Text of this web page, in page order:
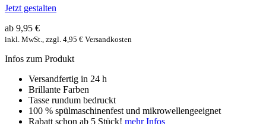
Jetzt gestalten
ab 9,95 €
inkl. MwSt., zzgl. 4,95 € Versandkosten
Infos zum Produkt
Versandfertig in 24 h
Brillante Farben
Tasse rundum bedruckt
100 % spülmaschinenfest und mikrowellengeeignet
Rabatt schon ab 5 Stück! mehr Infos